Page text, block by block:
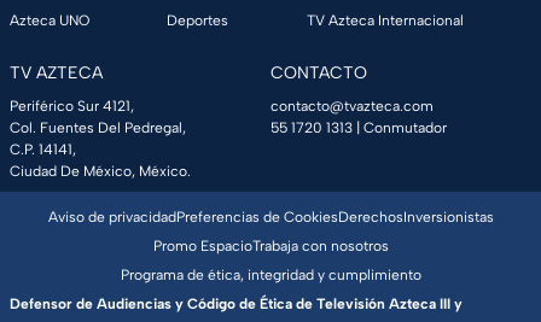
Azteca UNO
Deportes
TV Azteca Internacional
TV AZTECA
Periférico Sur 4121,
Col. Fuentes Del Pedregal,
C.P. 14141,
Ciudad De México, México.
CONTACTO
contacto@tvazteca.com
55 1720 1313 | Conmutador
Aviso de privacidadPreferencias de CookiesDerechosInversionistas
Promo EspacioTrabaja con nosotros
Programa de ética, integridad y cumplimiento
Defensor de Audiencias y Código de Ética de Televisión Azteca III y